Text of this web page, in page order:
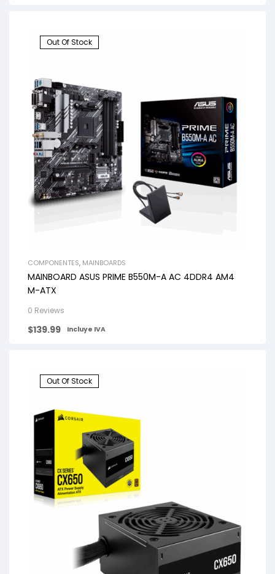
Out Of Stock
COMPONENTES, MAINBOARDS
MAINBOARD ASUS PRIME B550M-A AC 4DDR4 AM4
M-ATX
0 Reviews
$139.99 Incluye IVA
Out Of Stock